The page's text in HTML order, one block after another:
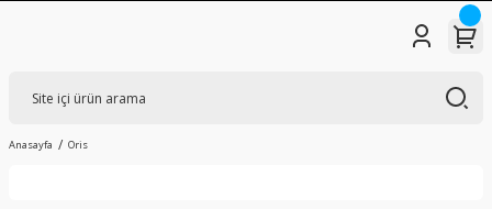
Anasayfa Oris